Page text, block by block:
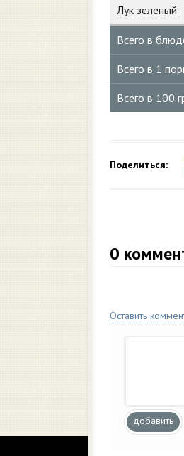
Лук зеленый
Всего в
Всего в 1
Всего в 100
Поделиться:
0
Оставить
добавить